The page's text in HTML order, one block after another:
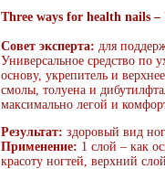
Three ways for health nails –
Совет эксперта: для
Универсальное средство по
основу, укрепитель и
смолы, толуена и
максимально легой и
Результат: здоровый вид
Применение: 1 слой – как
красоту ногтей, верхний